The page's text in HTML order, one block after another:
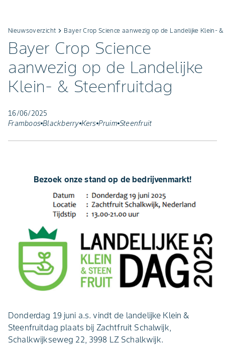
Nieuwsoverzicht keyboard_arrow_right Bayer Crop Science aanwezig op de Landelijke Klein-
Bayer Crop Science
aanwezig op de Landelijke
Klein- & Steenfruitdag
16/06/2025
Framboos Blackberry Kers Pruim Steenfruit
Bezoek onze stand op de bedrijvenmarkt!
Donderdag 19 juni a.s. vindt de landelijke Klein &
Steenfruitdag plaats bij Zachtfruit Schalwijk,
Schalkwijkseweg 22, 3998 LZ Schalkwijk.